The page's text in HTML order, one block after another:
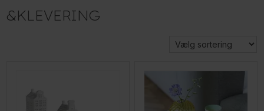
&KLEVERING